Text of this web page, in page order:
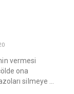
vermesi
ona
silmeye …